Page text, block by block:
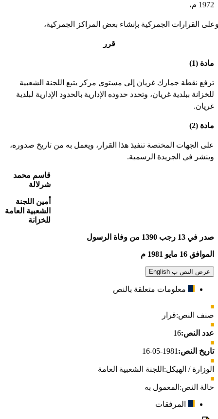
1972 م،
القرارات الجمركية بإنشاء بعض المراكز الجمركية،
قرر
مادة (1)
ترفع نقطة جمارك غريان إلى مستوى مركز يتبع اللجنة الشعبية
للخزانة ببلدية غريان، وتحدد حدوده الإدارية بالحدود الإدارية لبلدية
غريان.
مادة (2)
على الجهات المختصة تنفيذ هذا القرار، ويعمل به من تاريخ صدوره،
وينشر في الجريدة الرسمية.
قاسم محمد
شرلالة
أمين اللجنة
الشعبية العامة
للخزانة
صدر في 13 رجب 1390 من وفاة الرسول
الموافق 16 مايو 1981 م
عرض النص ب English
معلومات متعلقة بالنص
صنف النص:قرار
عدد النص:16
تاريخ النص: 1981-05-16
الوزارة / الهيكل: اللجنة الشعبية العامة
حالة النص: المعمول به
المرفقات